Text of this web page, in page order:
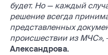
будет. Но — каждый
решение всегда
представленных
происшествии из МЧС»,
Александрова.